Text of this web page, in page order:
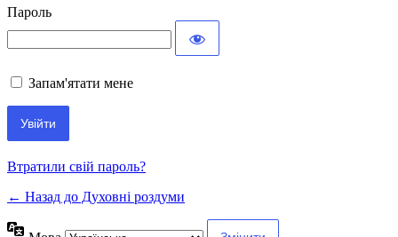
Пароль
Запам'ятати мене
Втратили свій пароль?
← Назад до Духовні роздуми